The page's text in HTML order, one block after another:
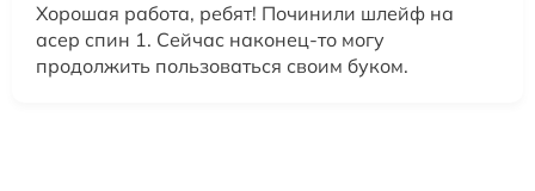
Хорошая работа, ребят! Починили шлейф на
асер спин 1. Сейчас наконец-то могу
продолжить пользоваться своим буком.